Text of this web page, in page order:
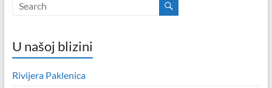
U našoj blizini
Rivijera Paklenica